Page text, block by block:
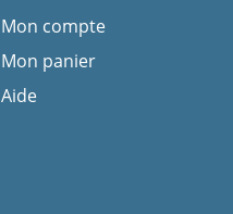
Mon compte
Mon panier
Aide